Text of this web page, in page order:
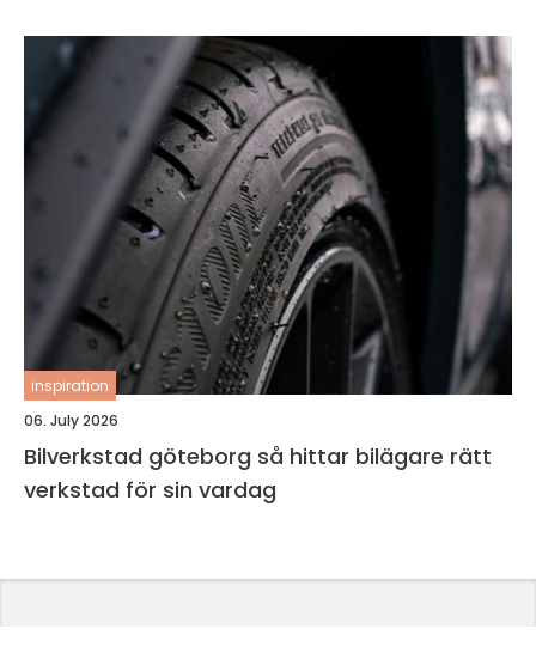
inspiration
06. July 2026
Bilverkstad göteborg så hittar bilägare rätt
verkstad för sin vardag